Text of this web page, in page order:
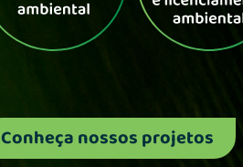
Conheça nossos projetos